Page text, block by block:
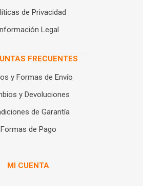
de Privacidad
Legal
FRECUENTES
y Formas de Envío
y Devoluciones
de Garantía
Formas de Pago
MI CUENTA